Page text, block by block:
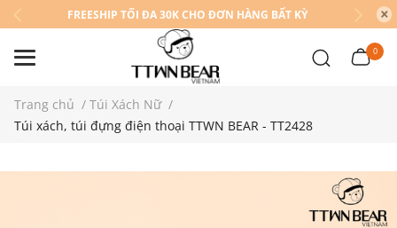
FREESHIP TỐI ĐA 30K CHO ĐƠN HÀNG BẤT KỲ
0
Trang chủ / Túi Xách Nữ /
Túi xách, túi đựng điện thoại TTWN BEAR - TT2428